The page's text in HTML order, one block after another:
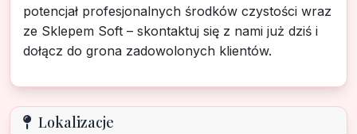
potencjał profesjonalnych środków czystości wraz
ze Sklepem Soft – skontaktuj się z nami już dziś i
dołącz do grona zadowolonych klientów.
Lokalizacje